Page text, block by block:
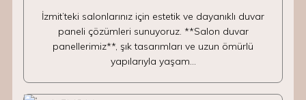
İzmit’teki salonlarınız için estetik ve dayanıklı duvar
paneli çözümleri sunuyoruz. **Salon duvar
panellerimiz**, şık tasarımları ve uzun ömürlü
yapılarıyla yaşam…